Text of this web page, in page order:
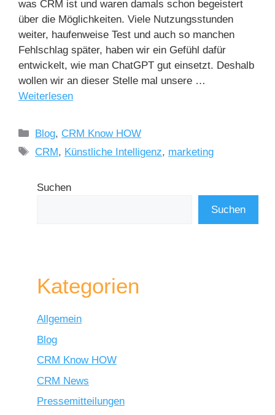
was CRM ist und waren damals schon begeistert
über die Möglichkeiten. Viele Nutzungsstunden
weiter, haufenweise Test und auch so manchen
Fehlschlag später, haben wir ein Gefühl dafür
entwickelt, wie man ChatGPT gut einsetzt. Deshalb
wollen wir an dieser Stelle mal unsere …
Weiterlesen
Blog, CRM Know HOW
CRM, Künstliche Intelligenz, marketing
Suchen
Suchen
Kategorien
Allgemein
Blog
CRM Know HOW
CRM News
Pressemitteilungen